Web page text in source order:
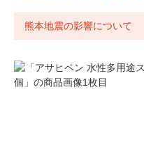
熊本地震の影響について